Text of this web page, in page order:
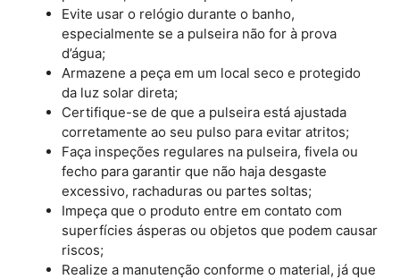
Evite usar o relógio durante o banho,
especialmente se a pulseira não for à prova
d’água;
Armazene a peça em um local seco e protegido
da luz solar direta;
Certifique-se de que a pulseira está ajustada
corretamente ao seu pulso para evitar atritos;
Faça inspeções regulares na pulseira, fivela ou
fecho para garantir que não haja desgaste
excessivo, rachaduras ou partes soltas;
Impeça que o produto entre em contato com
superfícies ásperas ou objetos que podem causar
riscos;
Realize a manutenção conforme o material, já que